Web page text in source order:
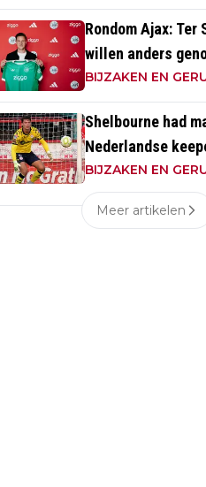
Rondom Ajax: Ter
willen anders
media
BIJZAKEN EN
Shelbourne had
Nederlandse
is wel héél Iers'
BIJZAKEN EN
Meer artikelen